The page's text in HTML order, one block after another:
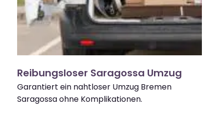
Reibungsloser Saragossa Umzug
Garantiert ein nahtloser Umzug Bremen
Saragossa ohne Komplikationen.